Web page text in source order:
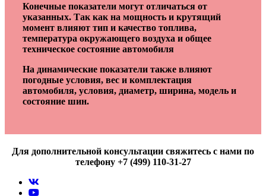
Конечные показатели могут отличаться от
указанных. Так как на мощность и крутящий
момент влияют тип и качество топлива,
температура окружающего воздуха и общее
техническое состояние автомобиля
На динамические показатели также влияют
погодные условия, вес и комплектация
автомобиля, условия, диаметр, ширина, модель и
состояние шин.
Для дополнительной консультации свяжитесь с нами по
телефону +7 (499) 110-31-27